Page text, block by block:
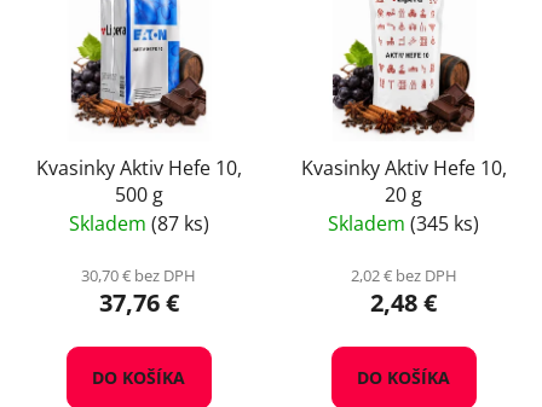
Kvasinky Aktiv Hefe 10,
500 g
Skladem (87 ks)
30,70 € bez DPH
37,76 €
DO KOŠÍKA
Kvasinky Aktiv Hefe 10,
20 g
Skladem (345 ks)
2,02 € bez DPH
2,48 €
DO KOŠÍKA